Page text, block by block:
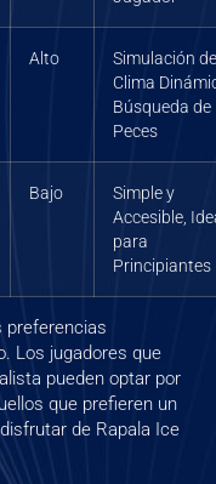
Alto
Simulación de
Clima
Búsqueda de
Peces
Bajo
Simple y
Accesible,
para
Principiantes
preferencias
Los jugadores que
pueden optar por
que prefieren un
de Rapala Ice